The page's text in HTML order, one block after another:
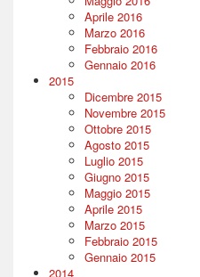
Aprile 2016
Marzo 2016
Febbraio 2016
Gennaio 2016
2015
Dicembre 2015
Novembre 2015
Ottobre 2015
Agosto 2015
Luglio 2015
Giugno 2015
Maggio 2015
Aprile 2015
Marzo 2015
Febbraio 2015
Gennaio 2015
2014